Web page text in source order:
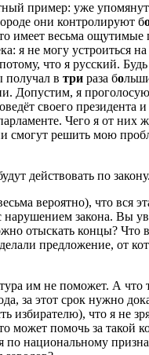
пример: уже
они контролируют б
имеет весьма ощутимые
я не могу устроиться
что я русский.
получал в три раза бо
Допустим, я
своего президента
Чего я от них
смогут решить мою
действовать по закону.
вероятно), что вся
нарушением закона. Вы
отыскать концы? Что
предложение, от
им не поможет. А что
за этот срок нужно
избирателю), что я не
может помочь за такой
по национальному